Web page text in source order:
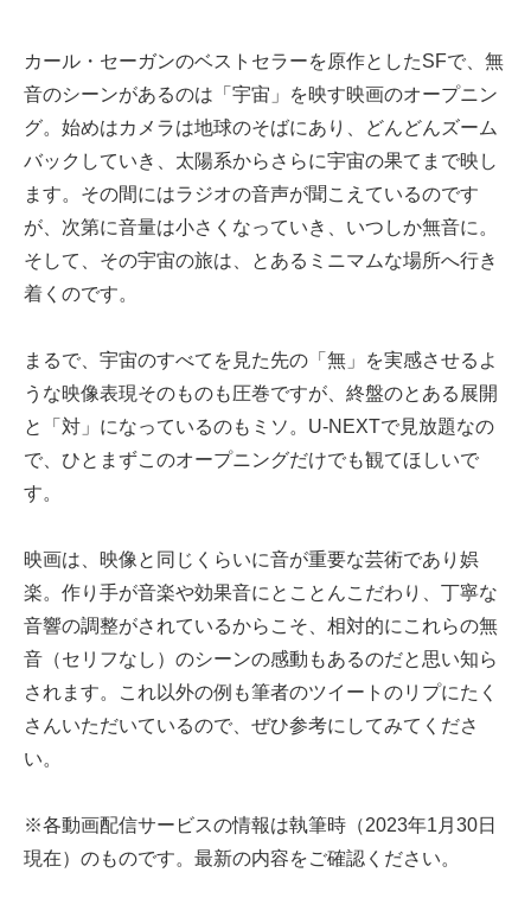
カール・セーガンのベストセラーを原作としたSFで、無
音のシーンがあるのは「宇宙」を映す映画のオープニン
グ。始めはカメラは地球のそばにあり、どんどんズーム
バックしていき、太陽系からさらに宇宙の果てまで映し
ます。その間にはラジオの音声が聞こえているのです
が、次第に音量は小さくなっていき、いつしか無音に。
そして、その宇宙の旅は、とあるミニマムな場所へ行き
着くのです。
まるで、宇宙のすべてを見た先の「無」を実感させるよ
うな映像表現そのものも圧巻ですが、終盤のとある展開
と「対」になっているのもミソ。U-NEXTで見放題なの
で、ひとまずこのオープニングだけでも観てほしいで
す。
映画は、映像と同じくらいに音が重要な芸術であり娯
楽。作り手が音楽や効果音にとことんこだわり、丁寧な
音響の調整がされているからこそ、相対的にこれらの無
音（セリフなし）のシーンの感動もあるのだと思い知ら
されます。これ以外の例も筆者のツイート のリプにたく
さんいただいているので、ぜひ参考にしてみてくださ
い。
※各動画配信サービスの情報は執筆時（2023年1月30日
現在）のものです。最新の内容をご確認ください。